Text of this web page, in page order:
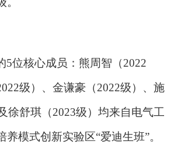
5位核心成员：熊周智（2022
级）、金谦豪（2022级）、施
徐舒琪（2023级）均来自电气工
养模式创新实验区“爱迪生班”。